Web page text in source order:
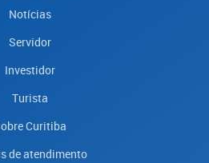
Notícias
Servidor
Investidor
Turista
Curitiba
de atendimento